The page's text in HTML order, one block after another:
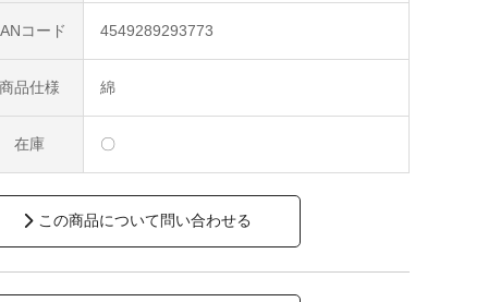
コード 4549289293773
商品仕様 綿
在庫 〇
この商品について問い合わせる